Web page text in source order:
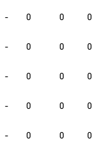
- 0 0 0
- 0 0 0
- 0 0 0
- 0 0 0
- 0 0 0